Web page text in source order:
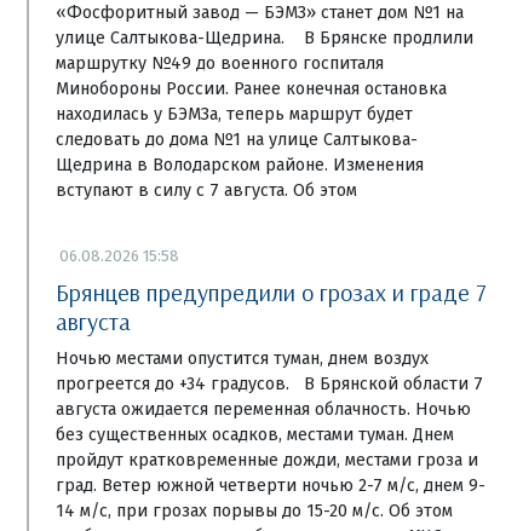
«Фосфоритный завод — БЭМЗ» станет дом №1 на
улице Салтыкова-Щедрина. В Брянске продлили
маршрутку №49 до военного госпиталя
Минобороны России. Ранее конечная остановка
находилась у БЭМЗа, теперь маршрут будет
следовать до дома №1 на улице Салтыкова-
Щедрина в Володарском районе. Изменения
вступают в силу с 7 августа. Об этом
06.08.2026 15:58
Брянцев предупредили о грозах и граде 7
августа
Ночью местами опустится туман, днем воздух
прогреется до +34 градусов. В Брянской области 7
августа ожидается переменная облачность. Ночью
без существенных осадков, местами туман. Днем
пройдут кратковременные дожди, местами гроза и
град. Ветер южной четверти ночью 2-7 м/с, днем 9-
14 м/с, при грозах порывы до 15-20 м/с. Об этом